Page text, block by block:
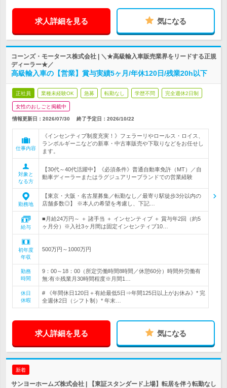
求人詳細を見る 気になる
コーンズ・モータース株式会社 | ＼★高級輸入車販売業界をリードする正規
ディーラー★／
高級輸入車の【営業】賞与実績5ヶ月/年休120日/残業20h以下
正社員 業種未経験OK 急募 転勤なし 学歴不問 完全週休2日制
女性のおしごと掲載中
情報更新日：2026/07/30 終了予定日： 2026/10/22
仕事内容
《インセンティブ制度充実！》フェラーリやロールス・ロイス、
ランボルギーニなどの新車・中古車販売や下取りなどをお任せし
ます。
対象と
なる方
【30代～40代活躍中】《必須条件》普通自動車免許（MT）／自
動車ディーラーまたはラグジュアリーブランドでの営業経験
勤務地
【東京・大阪・名古屋募集／転勤なし／最寄り駅徒歩3分以内の
店舗多数◎】 ※本人の希望を考慮し、下記…
給与
■月給24万円～ ＋ 諸手当 ＋ インセンティブ ＋ 賞与年2回（約5
ヶ月分）※入社3ヶ月間は固定インセンティブ10…
初年度
年収
500万円～1000万円
勤務
時間
9：00～18：00（所定労働時間8時間／休憩60分）時間外労働有
無:有※残業月30時間程度※月間1…
休日
休暇
# 《年間休日120日＋有給最低5日⇒年間125日以上がお休み》* 完
全週休2日（シフト制）* 年末…
求人詳細を見る 気になる
新着
サンヨーホームズ株式会社 | 【東証スタンダード上場】転居を伴う転勤なし